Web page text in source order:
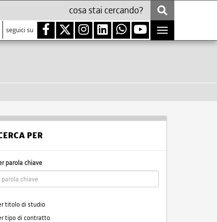
seguici su
Toggle
navigation
PER
parola chiave
titolo di studio
tipo di contratto